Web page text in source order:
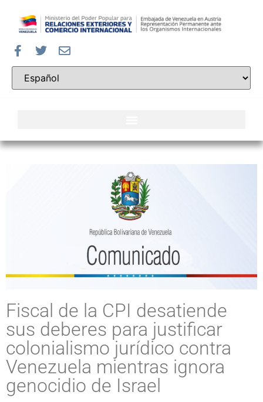
Fiscal de la CPI desatiende
sus deberes para justificar
colonialismo jurídico contra
Venezuela mientras ignora
genocidio de Israel